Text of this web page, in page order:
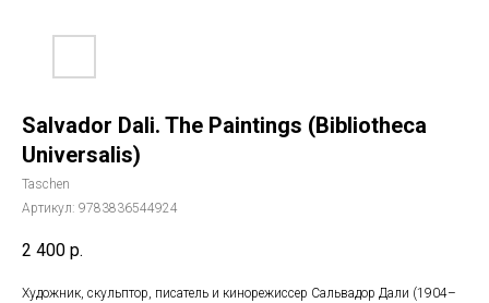
Salvador Dali. The Paintings (Bibliotheca
Universalis)
Taschen
Артикул: 9783836544924
2 400 р.
Художник, скульптор, писатель и кинорежиссер Сальвадор Дали (1904–